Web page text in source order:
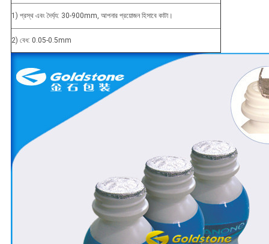
1) প্রস্থ এবং দৈর্ঘ্য: 30-900mm, আপনার প্রয়োজন হিসাবে কাটা।
2) বেধ: 0.05-0.5mm